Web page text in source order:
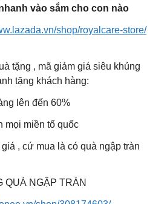
vào sắm cho con nào
shop/royalcare-store/
tặng , mã giảm giá siêu khủng
tặng khách hàng:
lên đến 60%
mọi miền tổ quốc
, cứ mua là có quà ngập tràn
QUÀ NGẬP TRÀN